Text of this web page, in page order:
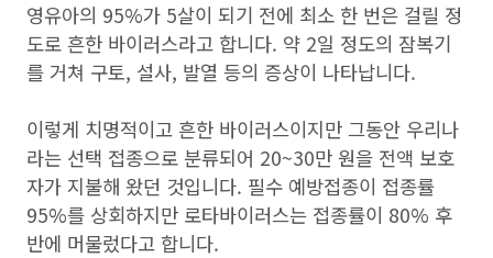
영유아의 95%가 5살이 되기 전에 최소 한 번은 걸릴 정
도로 흔한 바이러스라고 합니다. 약 2일 정도의 잠복기
를 거쳐 구토, 설사, 발열 등의 증상이 나타납니다.
이렇게 치명적이고 흔한 바이러스이지만 그동안 우리나
라는 선택 접종으로 분류되어 20~30만 원을 전액 보호
자가 지불해 왔던 것입니다. 필수 예방접종이 접종률
95%를 상회하지만 로타바이러스는 접종률이 80% 후
반에 머물렀다고 합니다.